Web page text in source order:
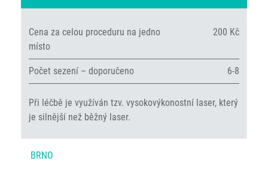
Cena za celou proceduru na jedno
místo
200 Kč
Počet sezení – doporučeno 6-8
Při léčbě je využíván tzv. vysokovýkonostní laser, který
je silnější než běžný laser.
BRNO